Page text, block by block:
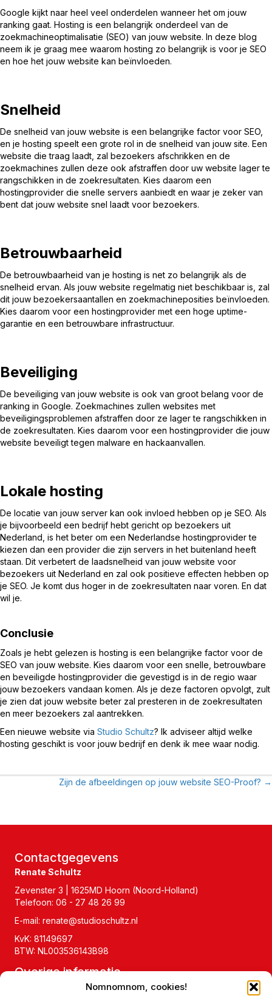
Nomnomnom, cookies!
Google kijkt naar heel veel onderdelen wanneer het om jouw
ranking gaat. Hosting is een belangrijk onderdeel van de
zoekmachineoptimalisatie (SEO) van jouw website. In deze blog
neem ik je graag mee waarom hosting zo belangrijk is voor je SEO
en hoe het jouw website kan beïnvloeden.
Snelheid
De snelheid van jouw website is een belangrijke factor voor SEO,
en je hosting speelt een grote rol in de snelheid van jouw site. Een
website die traag laadt, zal bezoekers afschrikken en de
zoekmachines zullen deze ook afstraffen door uw website lager te
rangschikken in de zoekresultaten. Kies daarom een
hostingprovider die snelle servers aanbiedt en waar je zeker van
bent dat jouw website snel laadt voor bezoekers.
Betrouwbaarheid
De betrouwbaarheid van je hosting is net zo belangrijk als de
snelheid ervan. Als jouw website regelmatig niet beschikbaar is, zal
dit jouw bezoekersaantallen en zoekmachineposities beïnvloeden.
Kies daarom voor een hostingprovider met een hoge uptime-
garantie en een betrouwbare infrastructuur.
Beveiliging
De beveiliging van jouw website is ook van groot belang voor de
ranking in Google. Zoekmachines zullen websites met
beveiligingsproblemen afstraffen door ze lager te rangschikken in
de zoekresultaten. Kies daarom voor een hostingprovider die jouw
website beveiligt tegen malware en hackaanvallen.
Lokale hosting
De locatie van jouw server kan ook invloed hebben op je SEO. Als
je bijvoorbeeld een bedrijf hebt gericht op bezoekers uit
Nederland, is het beter om een Nederlandse hostingprovider te
kiezen dan een provider die zijn servers in het buitenland heeft
staan. Dit verbetert de laadsnelheid van jouw website voor
bezoekers uit Nederland en zal ook positieve effecten hebben op
je SEO. Je komt dus hoger in de zoekresultaten naar voren. En dat
wil je.
Conclusie
Zoals je hebt gelezen is hosting is een belangrijke factor voor de
SEO van jouw website. Kies daarom voor een snelle, betrouwbare
en beveiligde hostingprovider die gevestigd is in de regio waar
jouw bezoekers vandaan komen. Als je deze factoren opvolgt, zult
je zien dat jouw website beter zal presteren in de zoekresultaten
en meer bezoekers zal aantrekken.
Een nieuwe website via Studio Schultz? Ik adviseer altijd welke
hosting geschikt is voor jouw bedrijf en denk ik mee waar nodig.
Zijn de afbeeldingen op jouw website SEO-Proof? →
Contactgegevens
Renate Schultz
Zevenster 3 | 1625MD Hoorn (Noord-Holland)
Telefoon: 06 - 27 48 26 99
E-mail: renate@studioschultz.nl
KvK: 81149697
BTW: NL003536143B98
Overige informatie
Veelgestelde vragen